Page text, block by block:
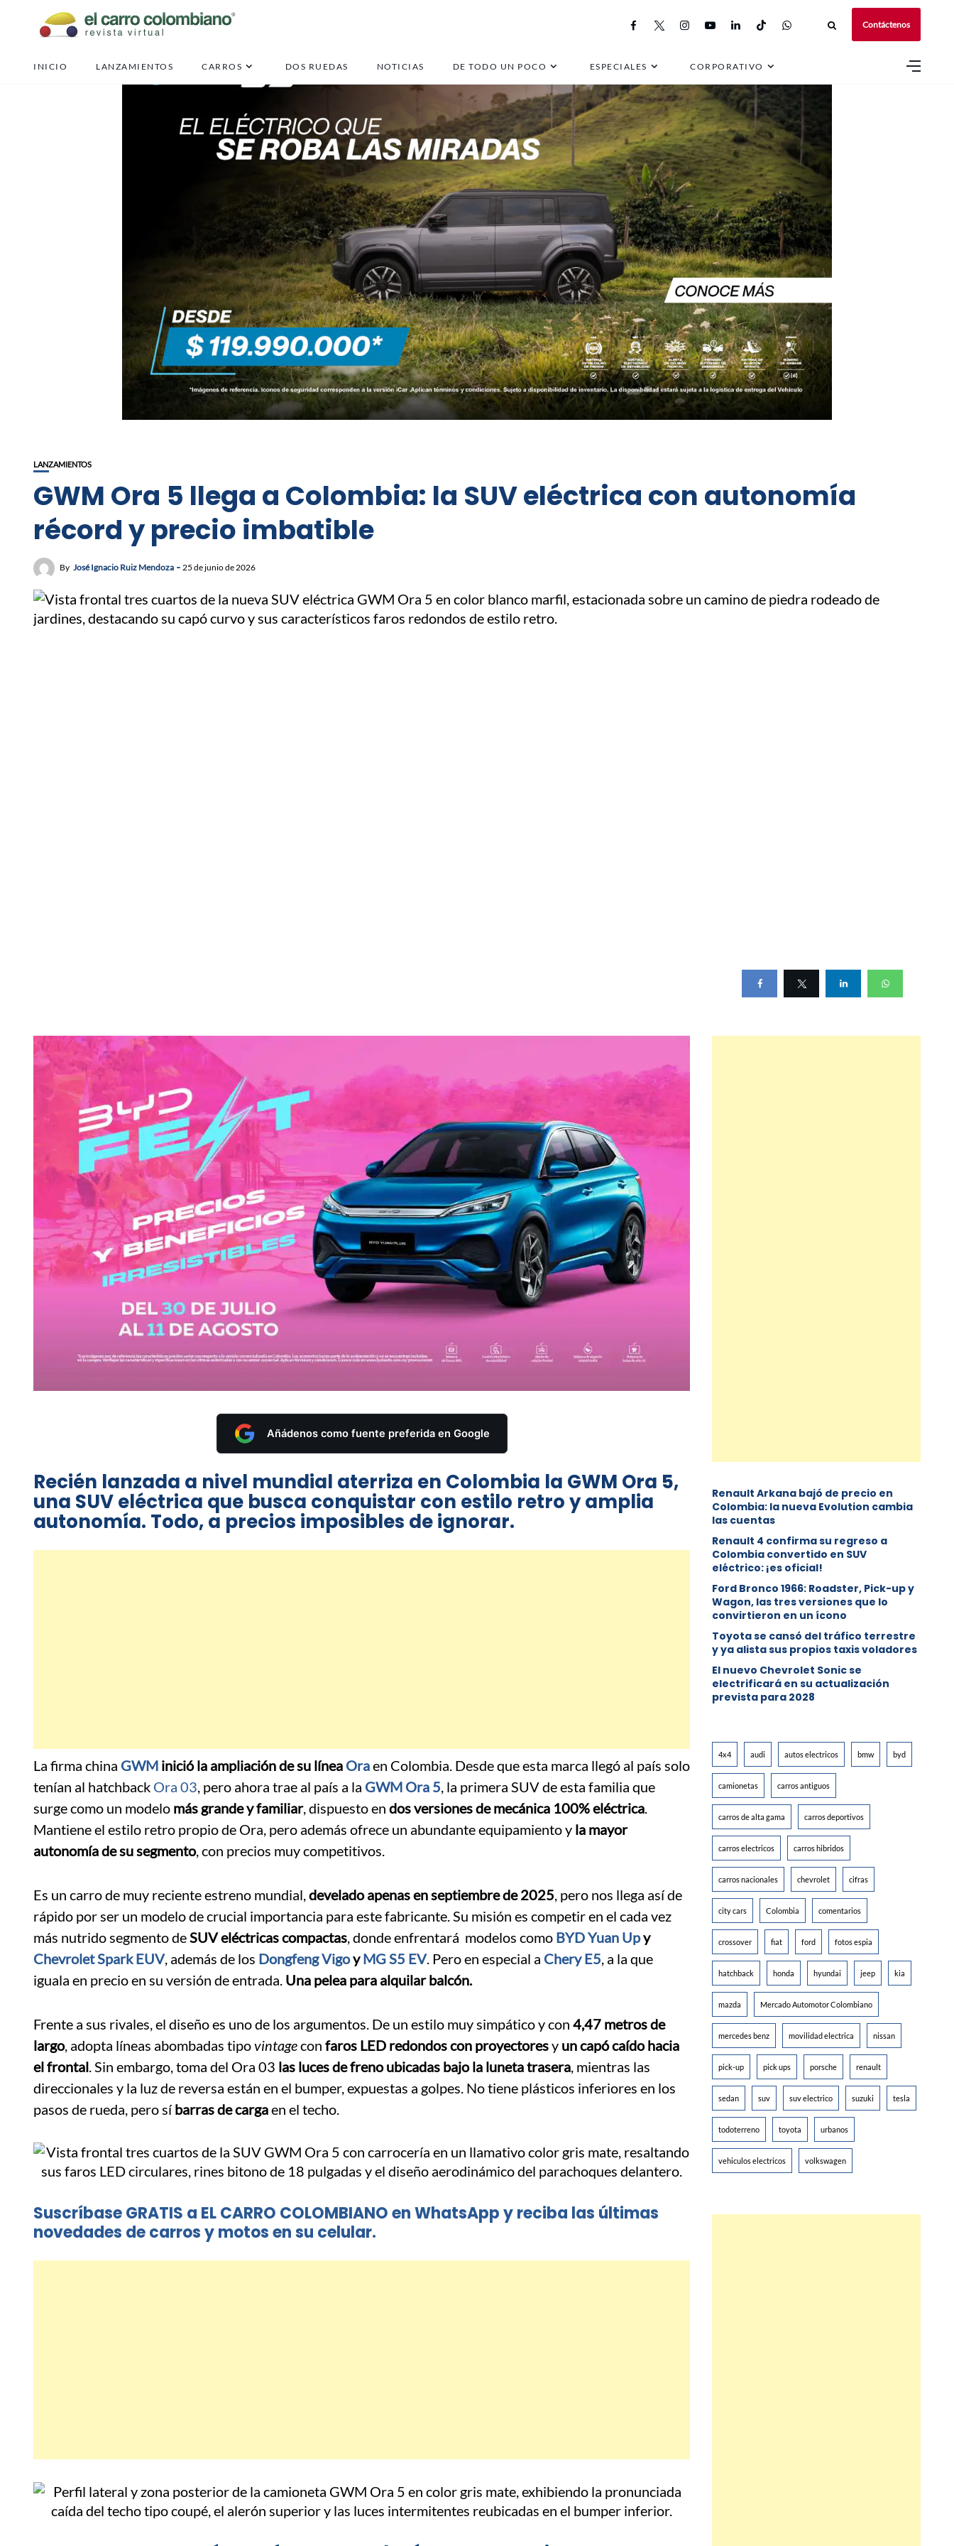
Contáctenos
INICIO LANZAMIENTOS CARROS DOS RUEDAS NOTICIAS DE TODO UN POCO ESPECIALES CORPORATIVO
LANZAMIENTOS
GWM Ora 5 llega a Colombia: la SUV eléctrica con autonomía
récord y precio imbatible
By José Ignacio Ruiz Mendoza 25 de junio de 2026
Añádenos como fuente preferida en Google
Recién lanzada a nivel mundial aterriza en Colombia la GWM Ora 5,
una SUV eléctrica que busca conquistar con estilo retro y amplia
autonomía. Todo, a precios imposibles de ignorar.
La firma china GWM inició la ampliación de su línea Oraen Colombia. Desde que esta marca llegó al país solo
tenían al hatchback Ora 03, pero ahora trae al país a la GWM Ora 5, la primera SUV de esta familia que
surge como un modelo más grande y familiar, dispuesto en dos versiones de mecánica 100% eléctrica.
Mantiene el estilo retro propio de Ora, pero además ofrece un abundante equipamiento y la mayor
autonomía de su segmento, con precios muy competitivos.
Es un carro de muy reciente estreno mundial,develado apenas en septiembre de 2025, pero nos llega así de
rápido por ser un modelo de crucial importancia para este fabricante. Su misión es competir en el cada vez
más nutrido segmento deSUV eléctricas compactas, donde enfrentará modelos como BYD Yuan Upy
Chevrolet Spark EUV, además de los Dongfeng VigoyMG S5 EV. Pero en especial a Chery E5, a la que
iguala en precio en su versión de entrada. Una pelea para alquilar balcón.
Frente a sus rivales, el diseño es uno de los argumentos. De un estilo muy simpático y con 4,47 metros de
largo, adopta líneas abombadas tipovintagecon faros LED redondos con proyectoresy un capó caído hacia
el frontal. Sin embargo, toma del Ora 03 las luces de freno ubicadas bajo la luneta trasera, mientras las
direccionales y la luz de reversa están en el bumper, expuestas a golpes. No tiene plásticos inferiores en los
pasos de rueda, pero síbarras de cargaen el techo.
Suscríbase GRATIS a EL CARRO COLOMBIANO en WhatsApp y reciba las últimas
novedades de carros y motos en su celular.
Renault Arkana bajó de precio en
Colombia: la nueva Evolution cambia
las cuentas
Renault 4 confirma su regreso a
Colombia convertido en SUV
eléctrico: ¡es oficial!
Ford Bronco 1966: Roadster, Pick-up y
Wagon, las tres versiones que lo
convirtieron en un ícono
Toyota se cansó del tráfico terrestre
y ya alista sus propios taxis voladores
El nuevo Chevrolet Sonic se
electrificará en su actualización
prevista para 2028
4x4 audi autos electricos bmw byd
camionetas carros antiguos
carros de alta gama carros deportivos
carros electricos carros hibridos
carros nacionales chevrolet cifras
city cars Colombia comentarios
crossover fiat ford fotos espia
hatchback honda hyundai jeep kia
mazda Mercado Automotor Colombiano
mercedes benz movilidad electrica nissan
pick-up pick ups porsche renault
sedan suv suv electrico suzuki tesla
todoterreno toyota urbanos
vehiculos electricos volkswagen